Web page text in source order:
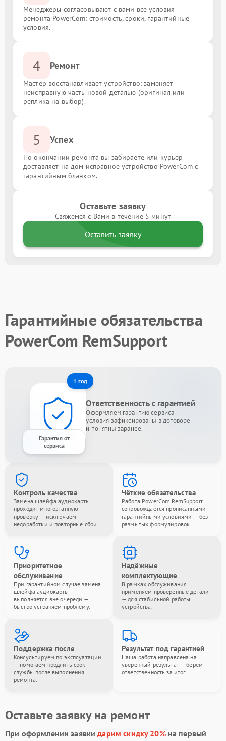
Менеджеры согласовывают с вами все условия
ремонта PowerCom: стоимость, сроки, гарантийные
условия.
4 Ремонт
Мастер восстанавливает устройство: заменяет
неисправную часть новой деталью (оригинал или
реплика на выбор).
5 Успех
По окончании ремонта вы забираете или курьер
доставляет на дом исправное устройство PowerCom с
гарантийным бланком.
Оставьте заявку
Свяжемся с Вами в течение 5 минут
Оставить заявку
Гарантийные обязательства
PowerCom RemSupport
1 год
Гарантия от
сервиса
Ответственность с гарантией
Оформляем гарантию сервиса —
условия зафиксированы в договоре
и понятны заранее.
Контроль качества
Замена шлейфа аудиокарты
проходит многоэтапную
проверку — исключаем
недоработки и повторные сбои.
Чёткие обязательства
Работа PowerCom RemSupport
сопровождается прописанными
гарантийными условиями — без
размытых формулировок.
Приоритетное
обслуживание
При гарантийном случае замена
шлейфа аудиокарты
выполняется вне очереди —
быстро устраняем проблему.
Надёжные
комплектующие
В рамках обслуживания
применяем проверенные детали
— для стабильной работы
устройства.
Поддержка после
Консультируем по эксплуатации
— помогаем продлить срок
службы после выполнения
ремонта.
Результат под гарантией
Наша работа направлена на
уверенный результат — берём
ответственность за итог.
Оставьте заявку на ремонт
При оформлении заявкидарим скидку 20%на первый